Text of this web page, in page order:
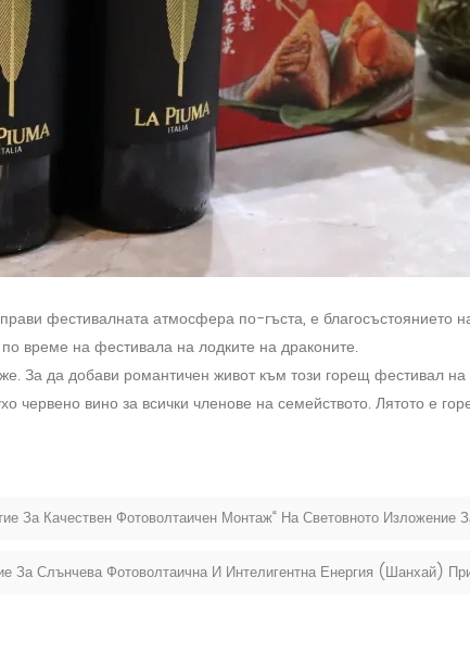
фестивалната атмосфера по-гъста, е благосъстоянието
време на фестивала на лодките на драконите.
За да добави романтичен живот към този горещ фестивал на
червено вино за всички членове на семейството. Лятото е
За Качествен Фотоволтаичен Монтаж“ На Световното Изложение
За Слънчева Фотоволтаична И Интелигентна Енергия (Шанхай)